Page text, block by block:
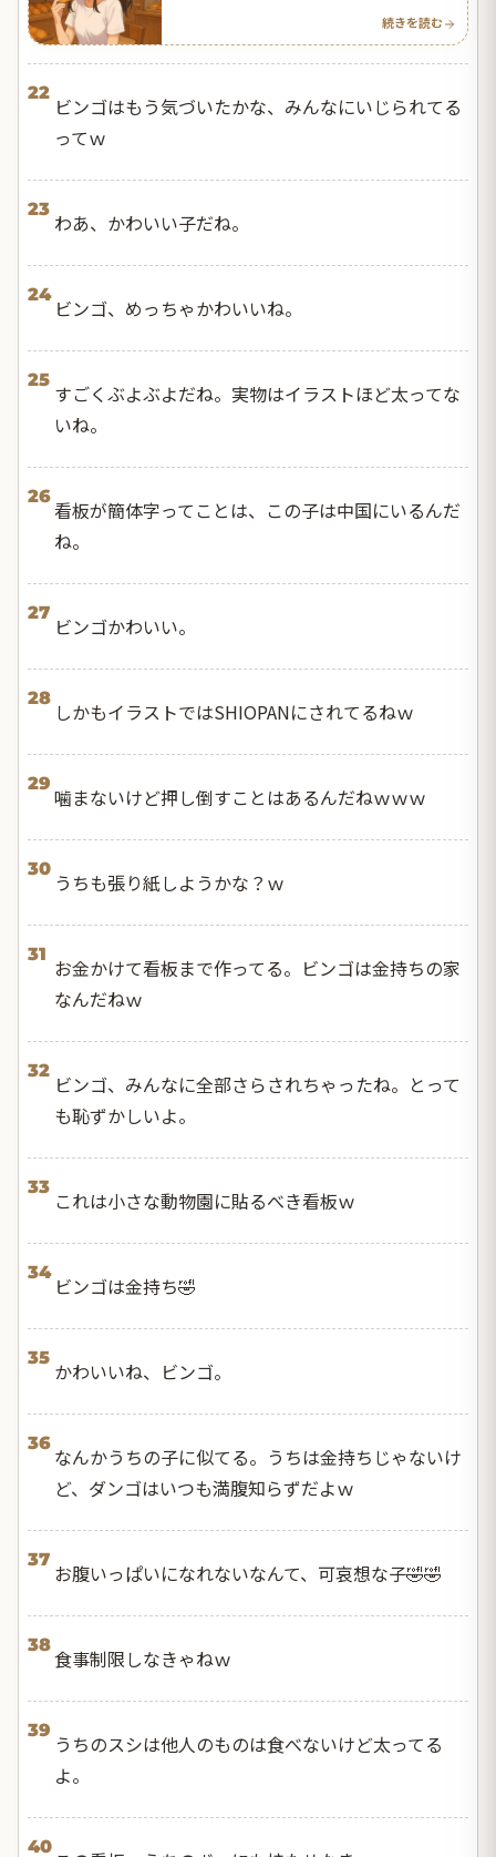
続きを読む
22
ビンゴはもう気づいたかな、みんなにいじられてる
ってｗ
23
わあ、かわいい子だね。
24
ビンゴ、めっちゃかわいいね。
25
すごくぶよぶよだね。実物はイラストほど太ってな
いね。
26
看板が簡体字ってことは、この子は中国にいるんだ
ね。
27
ビンゴかわいい。
28
しかもイラストではSHIOPANにされてるねｗ
29
噛まないけど押し倒すことはあるんだねｗｗｗ
30
うちも張り紙しようかな？ｗ
31
お金かけて看板まで作ってる。ビンゴは金持ちの家
なんだねｗ
32
ビンゴ、みんなに全部さらされちゃったね。とって
も恥ずかしいよ。
33
これは小さな動物園に貼るべき看板ｗ
34
ビンゴは金持ち🤣
35
かわいいね、ビンゴ。
36
なんかうちの子に似てる。うちは金持ちじゃないけ
ど、ダンゴはいつも満腹知らずだよｗ
37
お腹いっぱいになれないなんて、可哀想な子🤣🤣
38
食事制限しなきゃねｗ
39
うちのスシは他人のものは食べないけど太ってる
よ。
40